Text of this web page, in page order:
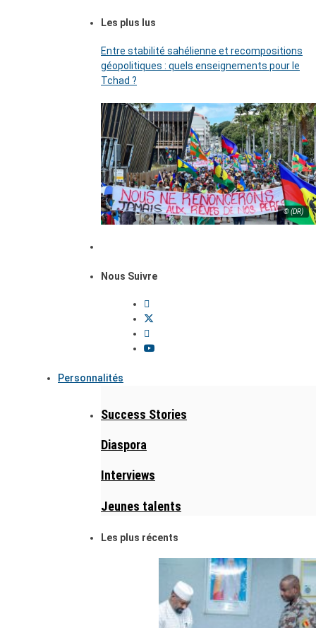
Les plus lus
Entre stabilité sahélienne et recompositions
géopolitiques : quels enseignements pour le
Tchad ?
© (DR)
Nous Suivre
Personnalités
Success Stories
Diaspora
Interviews
Jeunes talents
Les plus récents